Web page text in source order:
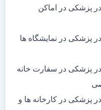
پزشکی در اماکن
پزشکی در نمایشگاه ها
پزشکی در سفارت خانه
پزشکی در کارخانه ها و